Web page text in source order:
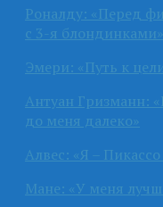
Роналду: «Перед
с 3-я блондинками»
Эмери: «Путь к
Антуан Гризманн:
до меня далеко»
Алвес: «Я –
Мане: «У меня